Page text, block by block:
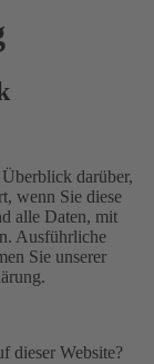
darüber,
wenn Sie diese
alle Daten, mit
Ausführliche
Sie unserer
dieser Website?